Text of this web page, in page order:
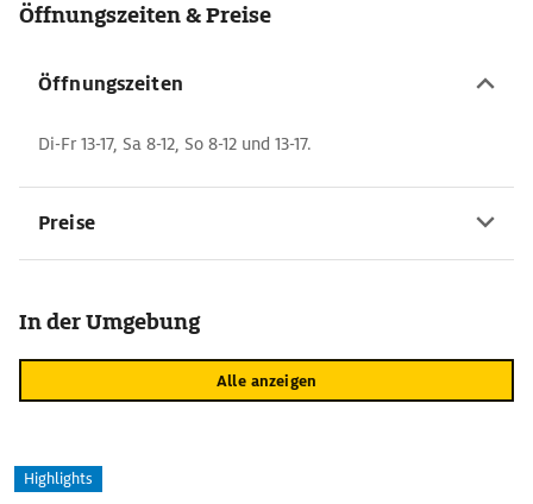
Öffnungszeiten & Preise
Öffnungszeiten
Di-Fr 13-17, Sa 8-12, So 8-12 und 13-17.
Preise
In der Umgebung
Alle anzeigen
Highlights